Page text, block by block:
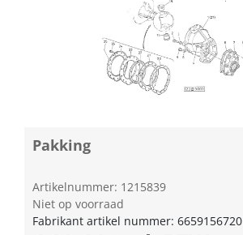
Pakking
Artikelnummer: 1215839
Niet op voorraad
Fabrikant artikel nummer: 6659156720